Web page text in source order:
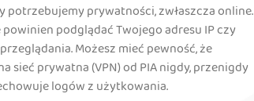
potrzebujemy prywatności, zwłaszcza online.
podglądać Twojego adresu IP czy
Możesz mieć pewność, że
sieć prywatna (VPN) od PIA nigdy, przenigdy
logów z użytkowania.